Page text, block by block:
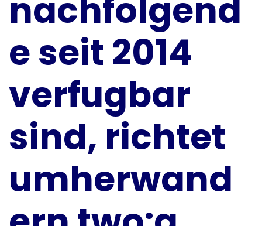
nachfolgend
e seit 2014
verfugbar
sind, richtet
umherwand